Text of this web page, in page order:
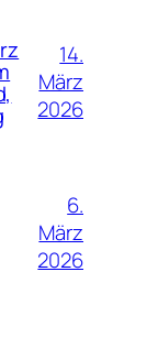
14.
März
2026
6.
März
2026